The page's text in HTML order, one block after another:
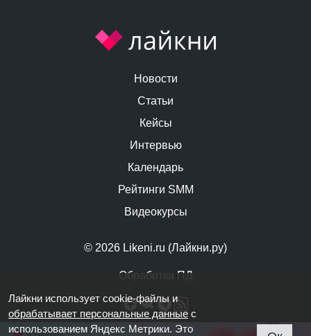
© 2026 Likeni.ru (Лайкни.ру)
Обработка ПД
Новости
Статьи
Кейсы
Интервью
Календарь
Рейтинги SMM
Видеокурсы
Лайкни использует cookie-файлы и
обрабатывает персональные данные с
использованием Яндекс Метрики. Это